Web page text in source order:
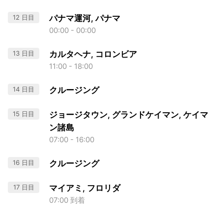
12 日目 パナマ運河, パナマ
00:00 - 00:00
13 日目 カルタヘナ, コロンビア
11:00 - 18:00
14 日目 クルージング
15 日目
ジョージタウン, グランドケイマン, ケイマ
ン諸島
07:00 - 16:00
16 日目 クルージング
17 日目 マイアミ, フロリダ
07:00 到着